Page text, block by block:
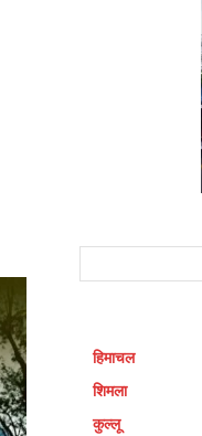
हिमाचल
शिमला
कुल्लू